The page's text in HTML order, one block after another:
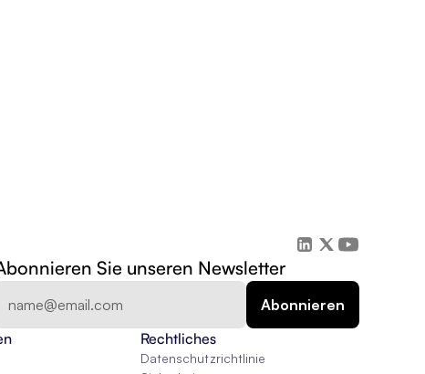
Sie unseren Newsletter
Rechtliches
Datenschutzrichtlinie